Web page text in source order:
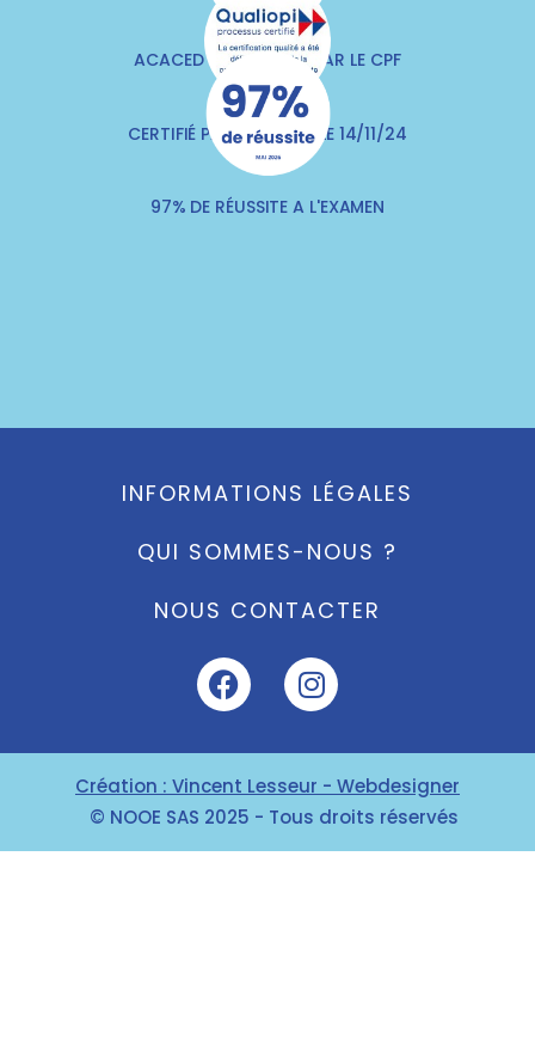
ACACED FINANÇABLE PAR LE CPF
CERTIFIÉ PAR QUALITIA LE 14/11/24
97% DE RÉUSSITE A L'EXAMEN
INFORMATIONS LÉGALES
QUI SOMMES-NOUS ?
NOUS CONTACTER
Création : Vincent Lesseur - Webdesigner
© NOOE SAS 2025 - Tous droits réservés